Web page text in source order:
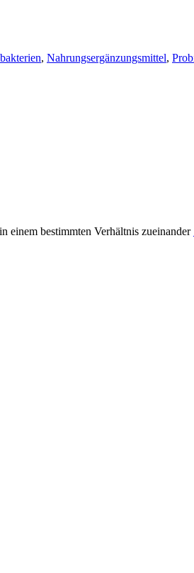
, Nahrungsergänzungsmittel,
einem bestimmten Verhältnis zueinander